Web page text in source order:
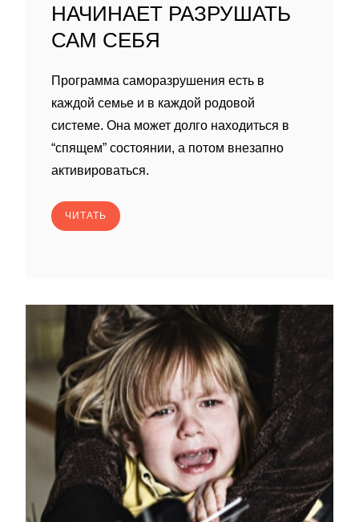
НАЧИНАЕТ РАЗРУШАТЬ
САМ СЕБЯ
Программа саморазрушения есть в
каждой семье и в каждой родовой
системе. Она может долго находиться в
“спящем” состоянии, а потом внезапно
активироваться.
ЧИТАТЬ